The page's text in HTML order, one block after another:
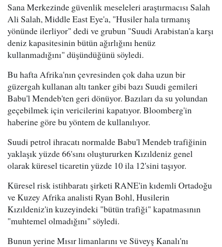
Sana Merkezinde güvenlik meseleleri araştırmacısı Salah
Ali Salah, Middle East Eye'a, "Husiler hala tırmanış
yönünde ilerliyor" dedi ve grubun "Suudi Arabistan'a karşı
deniz kapasitesinin bütün ağırlığını henüz
kullanmadığını" düşündüğünü söyledi.
Bu hafta Afrika'nın çevresinden çok daha uzun bir
güzergah kullanan altı tanker gibi bazı Suudi gemileri
Babu'l Mendeb'ten geri dönüyor. Bazıları da su yolundan
geçebilmek için vericilerini kapatıyor. Bloomberg'in
haberine göre bu yöntem de kullanılıyor.
Suudi petrol ihracatı normalde Babu'l Mendeb trafiğinin
yaklaşık yüzde 66'sını oluştururken Kızıldeniz genel
olarak küresel ticaretin yüzde 10 ila 12'sini taşıyor.
Küresel risk istihbaratı şirketi RANE'in kıdemli Ortadoğu
ve Kuzey Afrika analisti Ryan Bohl, Husilerin
Kızıldeniz'in kuzeyindeki "bütün trafiği" kapatmasının
"muhtemel olmadığını" söyledi.
Bunun yerine Mısır limanlarını ve Süveyş Kanalı'nı